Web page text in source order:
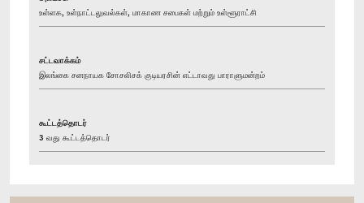
உள்ளக, உள்நாட்டலுவல்கள், மாகாண சபைகள் மற்றும் உள்ளூராட்சி
சட்டவாக்கம்
இலங்கை சனநாயக சோசலிசக் குடியரசின் எட்டாவது பாராளுமன்றம்
கூட்டத்தொடர்
3 வது கூட்டத்தொடர்